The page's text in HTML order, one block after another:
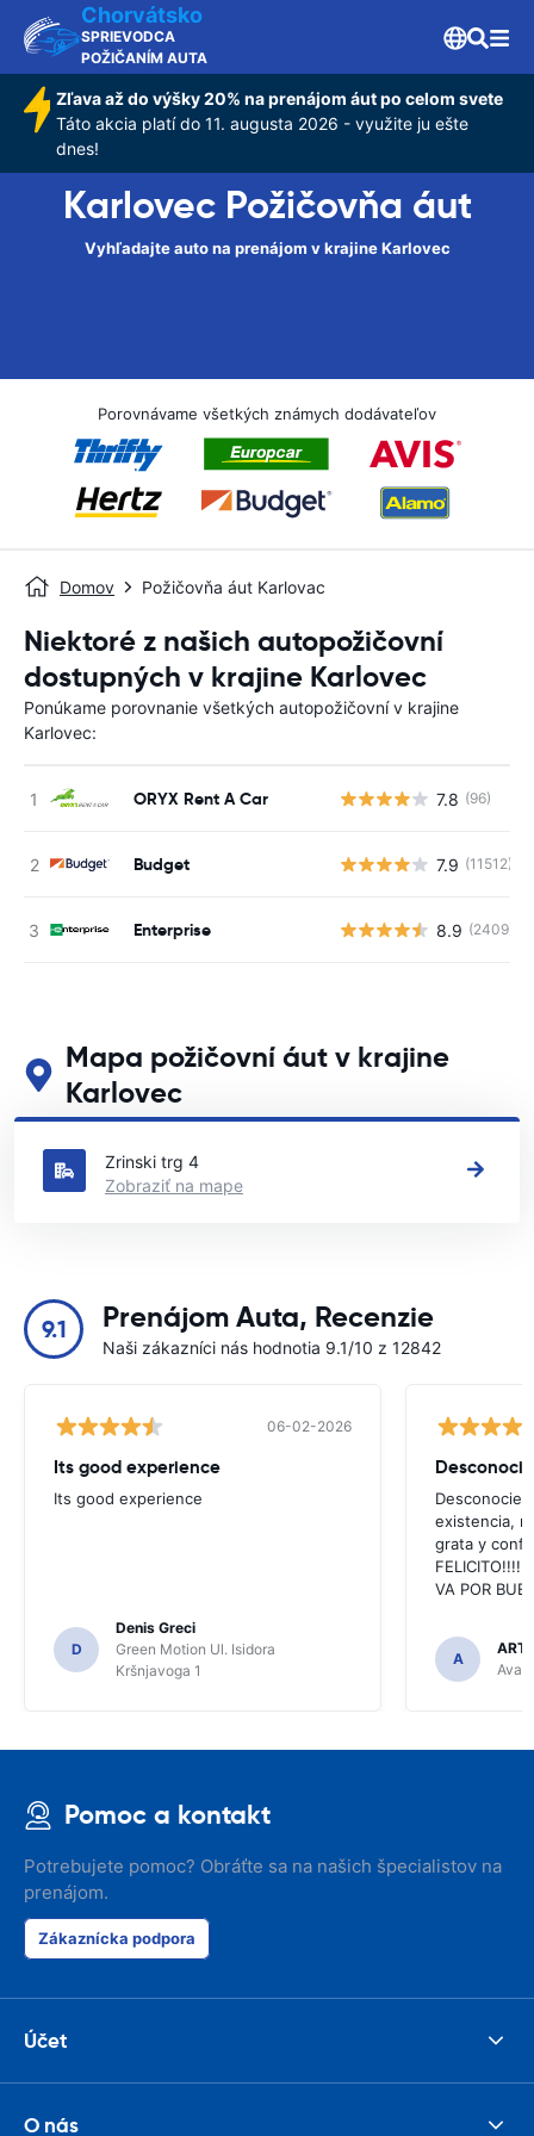
Chorvátsko
SPRIEVODCA
POŽIČANÍM AUTA
Zľava až do výšky 20% na prenájom áut po celom svete
Táto akcia platí do 11. augusta 2026 - využite ju ešte
dnes!
Karlovec Požičovňa áut
Vyhľadajte auto na prenájom v krajine Karlovec
Porovnávame všetkých známych dodávateľov
Domov Požičovňa áut Karlovac
Niektoré z našich autopožičovní
dostupných v krajine Karlovec
Ponúkame porovnanie všetkých autopožičovní v krajine
Karlovec:
ORYX Rent A Car 7.8 (96)
Budget 7.9 (11512)
Enterprise 8.9 (2409)
Mapa požičovní áut v krajine
Karlovec
Pozrite si naše hlavné požičovne áut v krajine Karlovec
Zrinski trg 4
Zobraziť na mape
9.1 Prenájom Auta, Recenzie
Naši zákazníci nás hodnotia 9.1/10 z 12842
06-02-2026
Its good experience
Its good experience
D
Denis Greci
Green Motion Ul. Isidora
Kršnjavoga 1
existencia,
grata y
FELICITO!!!!,
VA POR
A
Pomoc a kontakt
Potrebujete pomoc? Obráťte sa na našich špecialistov na
prenájom.
Zákaznícka podpora
Účet
O nás